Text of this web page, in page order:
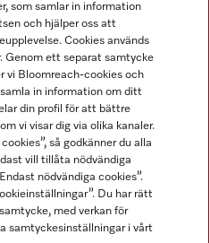
Youtube
som samlar in information
och hjälper oss att
Cookies används
Genom ett separat samtycke
vi Bloomreach-cookies och
in information om ditt
din profil för att bättre
vi visar dig via olika kanaler.
så godkänner du alla
vill tillåta nödvändiga
nödvändiga cookies”.
Du har rätt
med verkan för
samtyckesinställningar i vårt